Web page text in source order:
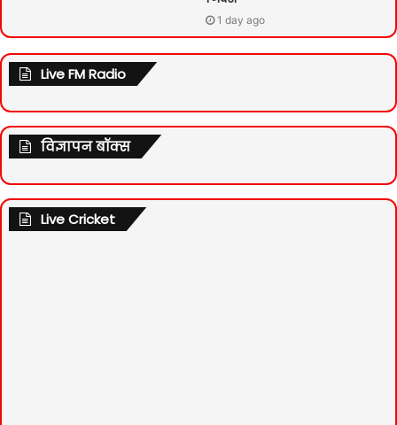
1 day ago
Live FM Radio
विज्ञापन बॉक्स
Live Cricket